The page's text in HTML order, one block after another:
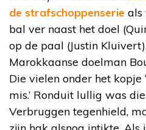
de strafschoppenserie als
bal ver naast het doel
op de paal (Justin
Marokkaanse doelman
Die vielen onder het kopje
mis.’ Ronduit lullig was
Verbruggen tegenhield,